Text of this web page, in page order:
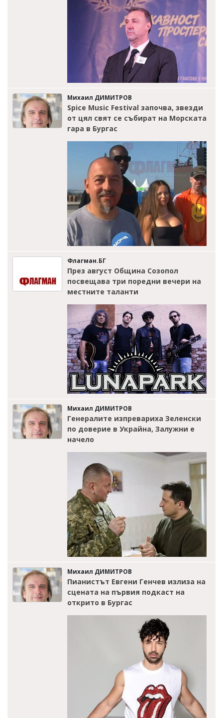
Михаил ДИМИТРОВ
Spice Music Festival започва, звезди
от цял свят се събират на Морската
гара в Бургас
Флагман.БГ
През август Община Созопол
посвещава три поредни вечери на
местните таланти
Михаил ДИМИТРОВ
Генералите изпревариха Зеленски
по доверие в Украйна, Залужни е
начело
Михаил ДИМИТРОВ
Пианистът Евгени Генчев излиза на
сцената на първия подкаст на
открито в Бургас